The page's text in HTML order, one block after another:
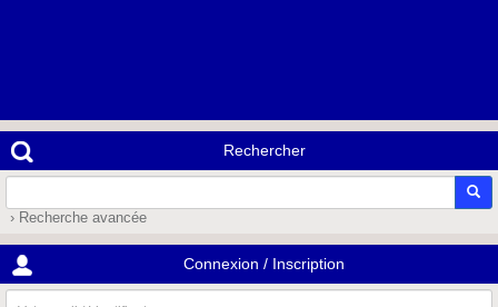
Rechercher
› Recherche avancée
Connexion / Inscription